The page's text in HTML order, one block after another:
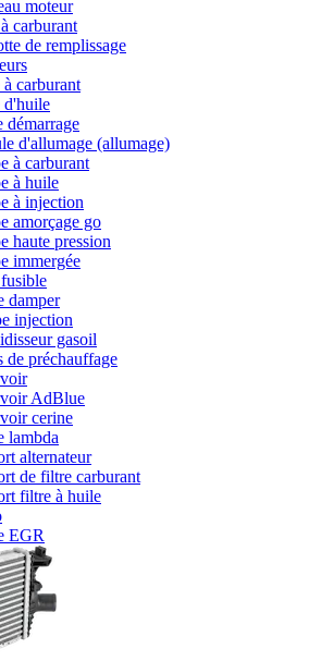
moteur
carburant
de remplissage
à carburant
d'huile
démarrage
d'allumage (allumage)
à carburant
à huile
à injection
amorçage go
haute pression
immergée
damper
injection
gasoil
de préchauffage
AdBlue
cerine
lambda
alternateur
de filtre carburant
filtre à huile
EGR